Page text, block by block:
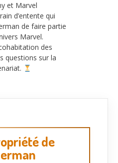
et Marvel
d’entente qui
de faire partie
Marvel.
des
questions sur la
de